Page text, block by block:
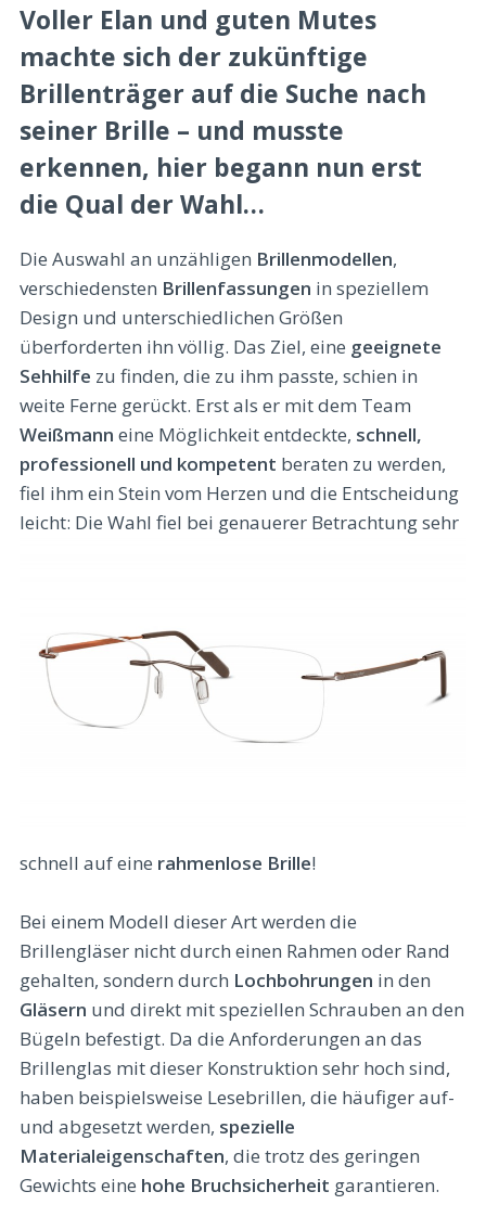
Voller Elan und guten Mutes
machte sich der zukünftige
Brillenträger auf die Suche nach
seiner Brille – und musste
erkennen, hier begann nun erst
die Qual der Wahl…
Die Auswahl an unzähligen Brillenmodellen,
verschiedensten Brillenfassungen in speziellem
Design und unterschiedlichen Größen
überforderten ihn völlig. Das Ziel, eine geeignete
Sehhilfe zu finden, die zu ihm passte, schien in
weite Ferne gerückt. Erst als er mit dem Team
Weißmann eine Möglichkeit entdeckte, schnell,
professionell und kompetent beraten zu werden,
fiel ihm ein Stein vom Herzen und die Entscheidung
leicht: Die Wahl fiel bei genauerer Betrachtung sehr
schnell auf eine rahmenlose Brille!
Bei einem Modell dieser Art werden die
Brillengläser nicht durch einen Rahmen oder Rand
gehalten, sondern durch Lochbohrungen in den
Gläsern und direkt mit speziellen Schrauben an den
Bügeln befestigt. Da die Anforderungen an das
Brillenglas mit dieser Konstruktion sehr hoch sind,
haben beispielsweise Lesebrillen, die häufiger auf-
und abgesetzt werden, spezielle
Materialeigenschaften, die trotz des geringen
Gewichts eine hohe Bruchsicherheit garantieren.